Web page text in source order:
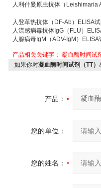
人利什曼原虫抗体（Leishimaria
人登革热抗体（DF-Ab）ELISA
人流感病毒抗体IgG（FLU）
人腺病毒IgM（ADV-IgM）ELISA
产品相关关键字： 凝血酶时间试
如果你对凝血酶时间试剂（TT）
产品：
您的单位：
您的姓名：